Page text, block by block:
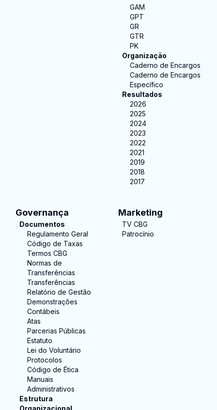
GAM
GPT
GR
GTR
PK
Organização
Caderno de Encargos
Caderno de Encargos
Específico
Resultados
2026
2025
2024
2023
2022
2021
2019
2018
2017
Governança
Documentos
Regulamento Geral
Código de Taxas
Termos CBG
Normas de
Transferências
Transferências
Relatório de Gestão
Demonstrações
Contábeis
Atas
Parcerias Públicas
Estatuto
Lei do Voluntário
Protocolos
Código de Ética
Manuais
Administrativos
Estrutura
Marketing
TV CBG
Patrocínio